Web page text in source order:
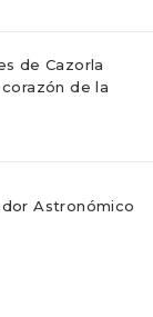
de Cazorla
de la
Astronómico